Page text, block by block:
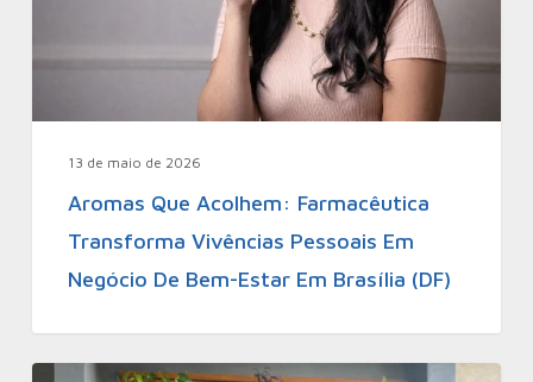
13 de maio de 2026
Aromas Que Acolhem: Farmacêutica
Transforma Vivências Pessoais Em
Negócio De Bem-Estar Em Brasília (DF)